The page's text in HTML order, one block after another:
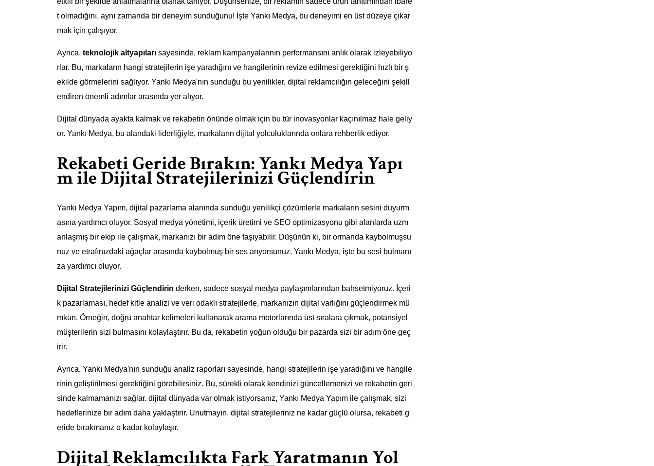
t olmadığını, aynı zamanda bir deneyim sunduğunu! İşte Yankı Medya, bu deneyimi en üst düzeye çıkar
mak için çalışıyor.
Ayrıca, teknolojik altyapıları sayesinde, reklam kampanyalarının performansını anlık olarak izleyebiliyo
rlar. Bu, markaların hangi stratejilerin işe yaradığını ve hangilerinin revize edilmesi gerektiğini hızlı bir ş
ekilde görmelerini sağlıyor. Yankı Medya'nın sunduğu bu yenilikler, dijital reklamcılığın geleceğini şekill
endiren önemli adımlar arasında yer alıyor.
Dijital dünyada ayakta kalmak ve rekabetin önünde olmak için bu tür inovasyonlar kaçınılmaz hale geliy
or. Yankı Medya, bu alandaki liderliğiyle, markaların dijital yolculuklarında onlara rehberlik ediyor.
Rekabeti Geride Bırakın: Yankı Medya Yapı
m ile Dijital Stratejilerinizi Güçlendirin
Yankı Medya Yapım, dijital pazarlama alanında sunduğu yenilikçi çözümlerle markaların sesini duyurm
asına yardımcı oluyor. Sosyal medya yönetimi, içerik üretimi ve SEO optimizasyonu gibi alanlarda uzm
anlaşmış bir ekip ile çalışmak, markanızı bir adım öne taşıyabilir. Düşünün ki, bir ormanda kaybolmuşsu
nuz ve etrafınızdaki ağaçlar arasında kaybolmuş bir ses arıyorsunuz. Yankı Medya, işte bu sesi bulmanı
za yardımcı oluyor.
Dijital Stratejilerinizi Güçlendirin derken, sadece sosyal medya paylaşımlarından bahsetmiyoruz. İçeri
k pazarlaması, hedef kitle analizi ve veri odaklı stratejilerle, markanızın dijital varlığını güçlendirmek mü
mkün. Örneğin, doğru anahtar kelimeleri kullanarak arama motorlarında üst sıralara çıkmak, potansiyel
müşterilerin sizi bulmasını kolaylaştırır. Bu da, rekabetin yoğun olduğu bir pazarda sizi bir adım öne geç
irir.
Ayrıca, Yankı Medya'nın sunduğu analiz raporları sayesinde, hangi stratejilerin işe yaradığını ve hangile
rinin geliştirilmesi gerektiğini görebilirsiniz. Bu, sürekli olarak kendinizi güncellemenizi ve rekabetin geri
sinde kalmamanızı sağlar. dijital dünyada var olmak istiyorsanız, Yankı Medya Yapım ile çalışmak, sizi
hedeflerinize bir adım daha yaklaştırır. Unutmayın, dijital stratejileriniz ne kadar güçlü olursa, rekabeti g
eride bırakmanız o kadar kolaylaşır.
Dijital Reklamcılıkta Fark Yaratmanın Yol